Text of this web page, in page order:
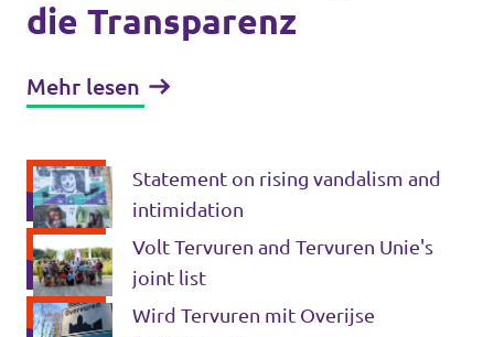
Homepage
Vrijwilliger
Website Volt Belgien
die Transparenz
Mehr lesen
Statement on rising vandalism and
intimidation
Volt Tervuren and Tervuren Unie's
joint list
Wird Tervuren mit Overijse